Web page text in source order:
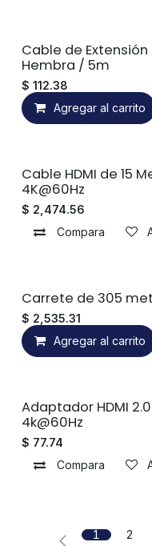
Cable de Extensión
Hembra / 5m
$ 112.38
Agregar al carrito
Sin existencias
Cable HDMI de 15
4K@60Hz
$ 2,474.56
Compara
Carrete de 305
$ 2,535.31
Agregar al carrito
Sin existencias
Adaptador HDMI
4k@60Hz
$ 77.74
Compara
1 2